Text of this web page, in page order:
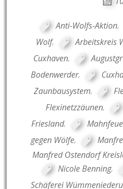
Anti-Wolfs-Aktion,
Wolf,
Arbeitskreis
Cuxhaven,
Bodenwerder,
Zaunbausystem,
Flexinetzzäunen,
Friesland,
gegen Wölfe,
Manfred Ostendorf
Nicole Benning,
Schäferei